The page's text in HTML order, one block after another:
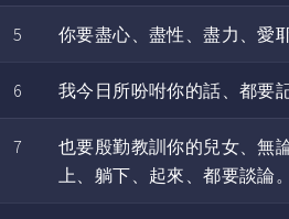
5 你要盡心、盡性、盡力、愛
6 我今日所吩咐你的話、都要
7
也要殷勤教訓你的兒女、無
上、躺下、起來、都要談論。